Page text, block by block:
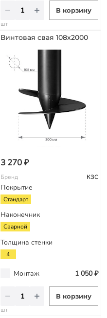
В корзину
шт
Винтовая свая 108х2000
3 270 ₽
Бренд КЗС
Покрытие
Стандарт
Наконечник
Сварной
Толщина стенки
4
Монтаж 1 050 ₽
В корзину
шт